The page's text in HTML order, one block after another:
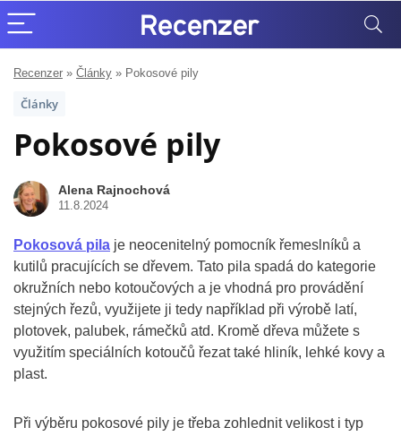
Recenzer » Články » Pokosové pily
Články
Pokosové pily
Alena Rajnochová
11.8.2024
Pokosová pila je neocenitelný pomocník řemeslníků a
kutilů pracujících se dřevem. Tato pila spadá do kategorie
okružních nebo kotoučových a je vhodná pro provádění
stejných řezů, využijete ji tedy například při výrobě latí,
plotovek, palubek, rámečků atd. Kromě dřeva můžete s
využitím speciálních kotoučů řezat také hliník, lehké kovy a
plast.
Při výběru pokosové pily je třeba zohlednit velikost i typ